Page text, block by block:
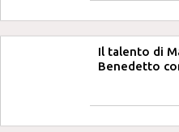
Il talento di
Benedetto